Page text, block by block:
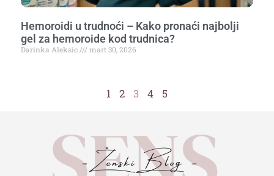
Hemoroidi u trudnoći – Kako pronaći najbolji
gel za hemoroide kod trudnica?
Darinka Aleksic mart 30, 2026
1 2 3 4 5